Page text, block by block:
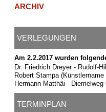
ARCHIV
VERLEGUNGEN
Am 2.2.2017 wurden
Dr. Friedrich Dreyer - Rudolf-
Robert Stampa
Hermann Matthäi - Diemelweg
TERMINPLAN